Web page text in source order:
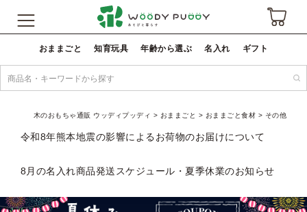
おままごと 知育玩具 年齢から選ぶ 名入れ ギフト
木のおもちゃ通販 ウッディプッディ おままごと おままごと食材 その他
令和8年熊本地震の影響によるお荷物のお届けについて
8月の名入れ商品発送スケジュール・夏季休業のお知らせ